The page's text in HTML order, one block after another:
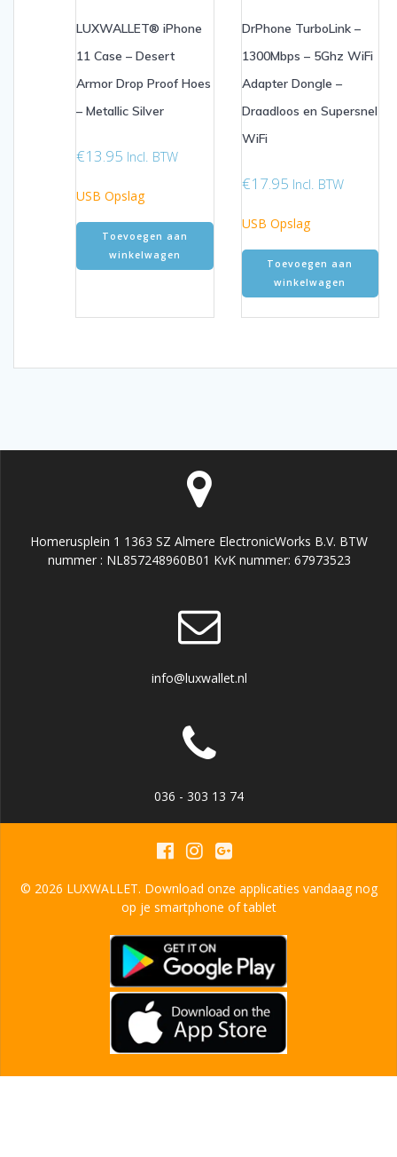
LUXWALLET® iPhone
11 Case – Desert
Armor Drop Proof Hoes
– Metallic Silver
€13.95 Incl. BTW
USB Opslag
Toevoegen aan
winkelwagen
DrPhone TurboLink –
1300Mbps – 5Ghz WiFi
Adapter Dongle –
Draadloos en Supersnel
WiFi
€17.95 Incl. BTW
USB Opslag
Toevoegen aan
winkelwagen
Homerusplein 1 1363 SZ Almere ElectronicWorks B.V. BTW
nummer : NL857248960B01 KvK nummer: 67973523
info@luxwallet.nl
036 - 303 13 74
© 2026 LUXWALLET. Download onze applicaties vandaag nog
op je smartphone of tablet